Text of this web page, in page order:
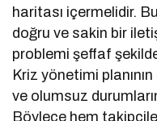
haritası içermelidir.
doğru ve sakin bir
problemi şeffaf
Kriz yönetimi
ve olumsuz
Böylece hem